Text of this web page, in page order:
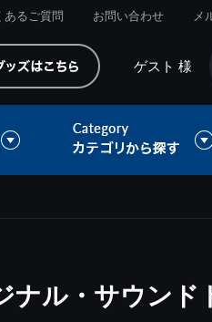
あるご質問 お問い合わせ メ
ゲスト 様
ナル・サウンド